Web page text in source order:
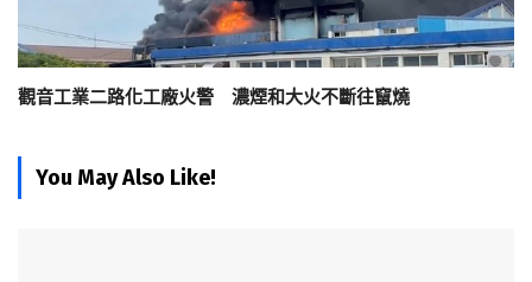
觀音工業二路化工廠火警 濃煙和大火不斷往竄燒
You May Also Like!